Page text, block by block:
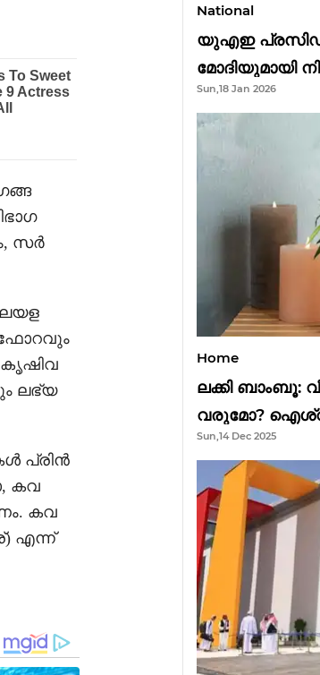
സർ
ഫോറവും
ലഭ്യ
പ്രിൻ
കവ
കവ
എന്ന്
National
യുഎഇ
മോദിയുമായി
Sun,18 Jan 2026
Home
ലക്കി ബാംബൂ:
വരുമോ?
ഫെങ് ഷൂയി
Sun,14 Dec 2025